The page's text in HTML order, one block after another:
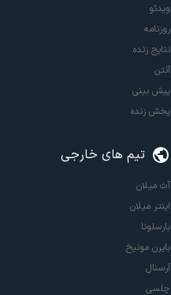
ویدئو
روزنامه
نتایج زنده
آنتن
پیش بینی
پخش زنده
تیم های خارجی
آث میلان
اینتر میلان
بارسلونا
بایرن مونیخ
آرسنال
چلسی